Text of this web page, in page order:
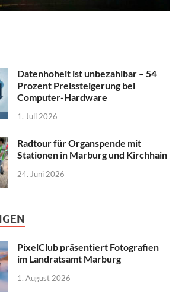
Datenhoheit ist unbezahlbar – 54
Prozent Preissteigerung bei
Computer-Hardware
1. Juli 2026
Radtour für Organspende mit
Stationen in Marburg und Kirchhain
24. Juni 2026
PixelClub präsentiert Fotografien
im Landratsamt Marburg
1. August 2026